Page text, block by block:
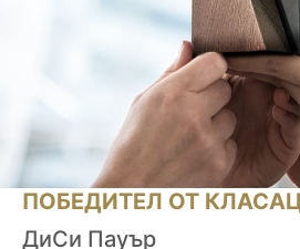
ПОБЕДИТЕЛ ОТ
ДиСи Пауър